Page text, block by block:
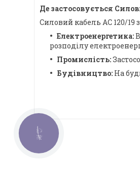
Де застосовується
Силовий кабель АС 120/19
Електроенергетика:
розподілу
Промислість:
Будівництво: На
КНОПКА
ЗВ'ЯЗКУ